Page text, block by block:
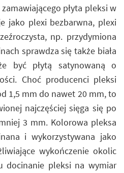
płyta pleksi w
jako plexi bezbarwna, plexi
np. przydymiona
sprawdza się także biała
być płytą satynowaną o
Choć producenci pleksi
1,5 mm do nawet 20 mm, to
najczęściej sięga się po
3 mm. Kolorowa pleksa
i wykorzystywana jako
wykończenie okolic
docinanie pleksi na wymiar